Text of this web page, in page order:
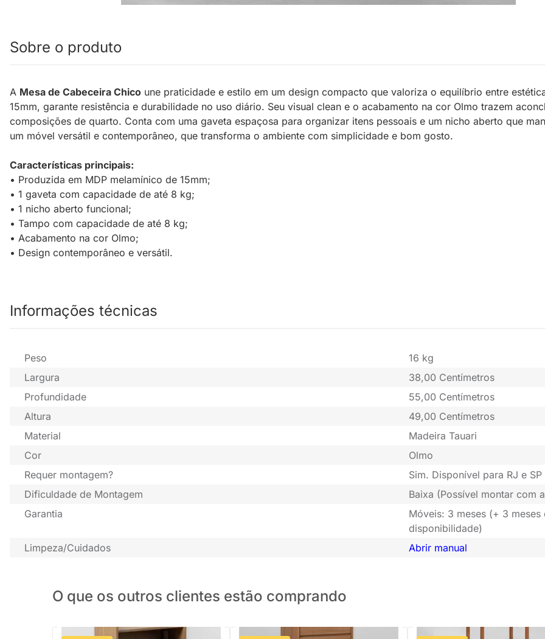
Sobre o produto
A Mesa de Cabeceira Chico une praticidade e estilo em um design compacto que valoriza o equilíbrio entre
15mm, garante resistência e durabilidade no uso diário. Seu visual clean e o acabamento na cor Olmo trazem
composições de quarto. Conta com uma gaveta espaçosa para organizar itens pessoais e um nicho aberto que
um móvel versátil e contemporâneo, que transforma o ambiente com simplicidade e bom gosto.
Características principais:
• Produzida em MDP melamínico de 15mm;
• 1 gaveta com capacidade de até 8 kg;
• 1 nicho aberto funcional;
• Tampo com capacidade de até 8 kg;
• Acabamento na cor Olmo;
• Design contemporâneo e versátil.
Informações técnicas
Peso
16 kg
Largura
38,00 Centímetros
Profundidade
55,00 Centímetros
Altura
49,00 Centímetros
Material
Madeira Tauari
Cor
Olmo
Requer montagem?
Sim. Disponível para RJ e
Dificuldade de Montagem
Baixa (Possível montar com
Garantia
Móveis: 3 meses (+ 3
disponibilidade)
Limpeza/Cuidados
Abrir manual
O que os outros clientes estão comprando